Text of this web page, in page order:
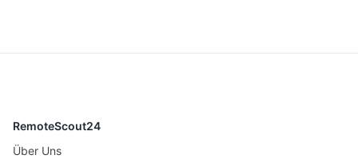
RemoteScout24
Über Uns